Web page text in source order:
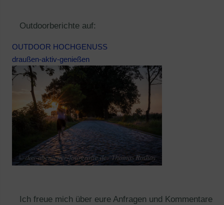
Outdoorberichte auf:
OUTDOOR HOCHGENUSS
draußen-aktiv-genießen
Ich freue mich über eure Anfragen und Kommentare